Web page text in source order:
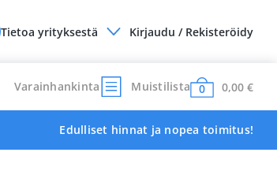
Tietoa yrityksestä
Kirjaudu / Rekisteröidy
Varainhankinta Muistilista 0 0,00 €
Edulliset hinnat ja nopea toimitus!